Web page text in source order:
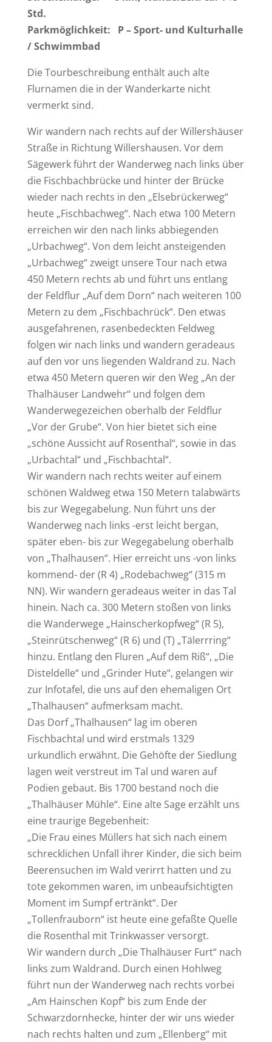
Std.
Parkmöglichkeit: P – Sport- und Kulturhalle
/ Schwimmbad
Die Tourbeschreibung enthält auch alte
Flurnamen die in der Wanderkarte nicht
vermerkt sind.
Wir wandern nach rechts auf der Willershäuser
Straße in Richtung Willershausen. Vor dem
Sägewerk führt der Wanderweg nach links über
die Fischbachbrücke und hinter der Brücke
wieder nach rechts in den „Elsebrückerweg“
heute „Fischbachweg“. Nach etwa 100 Metern
erreichen wir den nach links abbiegenden
„Urbachweg“. Von dem leicht ansteigenden
„Urbachweg“ zweigt unsere Tour nach etwa
450 Metern rechts ab und führt uns entlang
der Feldflur „Auf dem Dorn“ nach weiteren 100
Metern zu dem „Fischbachrück“. Den etwas
ausgefahrenen, rasenbedeckten Feldweg
folgen wir nach links und wandern geradeaus
auf den vor uns liegenden Waldrand zu. Nach
etwa 450 Metern queren wir den Weg „An der
Thalhäuser Landwehr“ und folgen dem
Wanderwegezeichen oberhalb der Feldflur
„Vor der Grube“. Von hier bietet sich eine
„schöne Aussicht auf Rosenthal“, sowie in das
„Urbachtal“ und „Fischbachtal“.
Wir wandern nach rechts weiter auf einem
schönen Waldweg etwa 150 Metern talabwärts
bis zur Wegegabelung. Nun führt uns der
Wanderweg nach links -erst leicht bergan,
später eben- bis zur Wegegabelung oberhalb
von „Thalhausen“. Hier erreicht uns -von links
kommend- der (R 4) „Rodebachweg“ (315 m
NN). Wir wandern geradeaus weiter in das Tal
hinein. Nach ca. 300 Metern stoßen von links
die Wanderwege „Hainscherkopfweg“ (R 5),
„Steinrütschenweg“ (R 6) und (T) „Tälerrring“
hinzu. Entlang den Fluren „Auf dem Riß“, „Die
Disteldelle“ und „Grinder Hute“, gelangen wir
zur Infotafel, die uns auf den ehemaligen Ort
„Thalhausen“ aufmerksam macht.
Das Dorf „Thalhausen“ lag im oberen
Fischbachtal und wird erstmals 1329
urkundlich erwähnt. Die Gehöfte der Siedlung
lagen weit verstreut im Tal und waren auf
Podien gebaut. Bis 1700 bestand noch die
„Thalhäuser Mühle“. Eine alte Sage erzählt uns
eine traurige Begebenheit:
„Die Frau eines Müllers hat sich nach einem
schrecklichen Unfall ihrer Kinder, die sich beim
Beerensuchen im Wald verirrt hatten und zu
tote gekommen waren, im unbeaufsichtigten
Moment im Sumpf ertränkt“. Der
„Tollenfrauborn“ ist heute eine gefaßte Quelle
die Rosenthal mit Trinkwasser versorgt.
Wir wandern durch „Die Thalhäuser Furt“ nach
links zum Waldrand. Durch einen Hohlweg
führt nun der Wanderweg nach rechts vorbei
„Am Hainschen Kopf“ bis zum Ende der
Schwarzdornhecke, hinter der wir uns wieder
nach rechts halten und zum „Ellenberg“ mit